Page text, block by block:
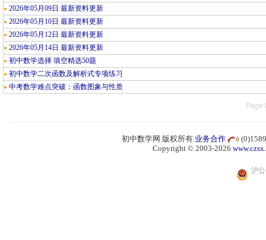
● 2026年05月09日 最新资料更新
● 2026年05月10日 最新资料更新
● 2026年05月12日 最新资料更新
● 2026年05月14日 最新资料更新
● 初中数学选择 填空精选50题
● 初中数学二次函数及解析式专项练习
● 中考数学难点突破：函数图象与性质
Page
初中数学网 版权所有 业务合作
Copyright © 2003-2026
沪公